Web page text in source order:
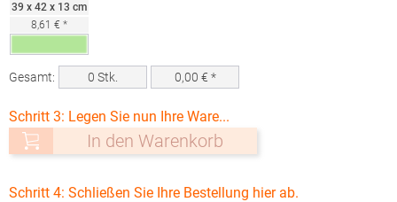
39 x 42 x 13 cm
8,61 € *
Gesamt: 0 Stk. 0,00 € *
Schritt 3: Legen Sie nun Ihre Ware...
In den Warenkorb
Schritt 4: Schließen Sie Ihre Bestellung hier ab.